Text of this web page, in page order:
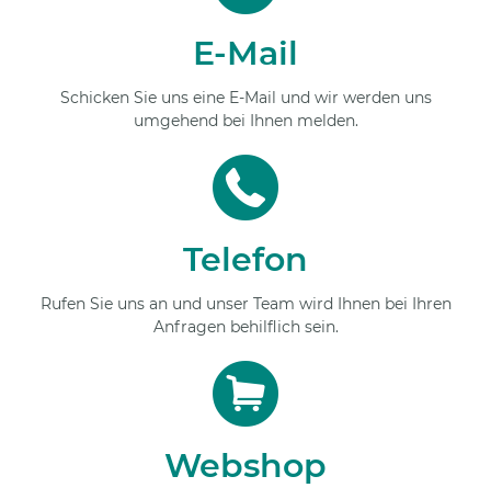
E-Mail
Schicken Sie uns eine E-Mail und wir werden uns
umgehend bei Ihnen melden.
Telefon
Rufen Sie uns an und unser Team wird Ihnen bei Ihren
Anfragen behilflich sein.
Webshop